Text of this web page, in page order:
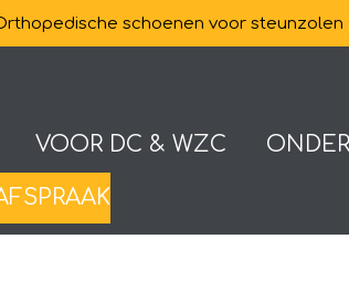
schoenen voor steunzolen
VOOR DC & WZC